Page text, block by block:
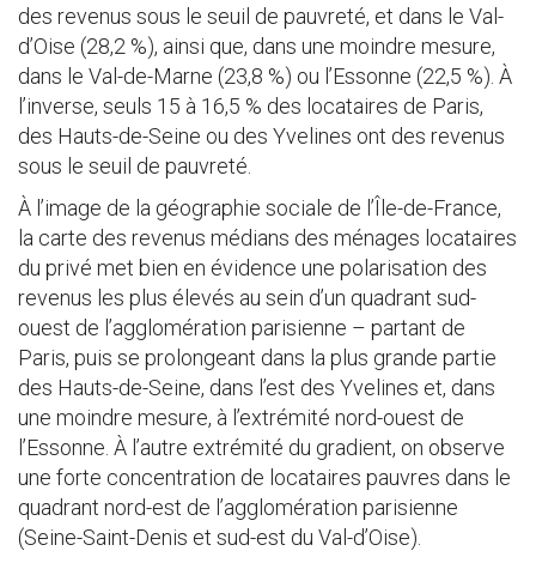
des revenus sous le seuil de pauvreté, et dans le Val-
d’Oise (28,2 %), ainsi que, dans une moindre mesure,
dans le Val-de-Marne (23,8 %) ou l’Essonne (22,5 %). À
l’inverse, seuls 15 à 16,5 % des locataires de Paris,
des Hauts-de-Seine ou des Yvelines ont des revenus
sous le seuil de pauvreté.
À l’image de la géographie sociale de l’Île-de-France,
la carte des revenus médians des ménages locataires
du privé met bien en évidence une polarisation des
revenus les plus élevés au sein d’un quadrant sud-
ouest de l’agglomération parisienne – partant de
Paris, puis se prolongeant dans la plus grande partie
des Hauts-de-Seine, dans l’est des Yvelines et, dans
une moindre mesure, à l’extrémité nord-ouest de
l’Essonne. À l’autre extrémité du gradient, on observe
une forte concentration de locataires pauvres dans le
quadrant nord-est de l’agglomération parisienne
(Seine-Saint-Denis et sud-est du Val-d’Oise).